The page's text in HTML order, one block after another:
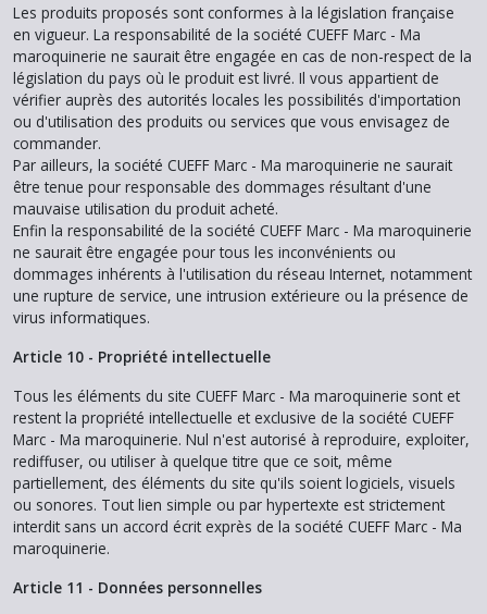
Les produits proposés sont conformes à la législation française
en vigueur. La responsabilité de la société CUEFF Marc - Ma
maroquinerie ne saurait être engagée en cas de non-respect de la
législation du pays où le produit est livré. Il vous appartient de
vérifier auprès des autorités locales les possibilités d'importation
ou d'utilisation des produits ou services que vous envisagez de
commander.
Par ailleurs, la société CUEFF Marc - Ma maroquinerie ne saurait
être tenue pour responsable des dommages résultant d'une
mauvaise utilisation du produit acheté.
Enfin la responsabilité de la société CUEFF Marc - Ma maroquinerie
ne saurait être engagée pour tous les inconvénients ou
dommages inhérents à l'utilisation du réseau Internet, notamment
une rupture de service, une intrusion extérieure ou la présence de
virus informatiques.
Article 10 - Propriété intellectuelle
Tous les éléments du site CUEFF Marc - Ma maroquinerie sont et
restent la propriété intellectuelle et exclusive de la société CUEFF
Marc - Ma maroquinerie. Nul n'est autorisé à reproduire, exploiter,
rediffuser, ou utiliser à quelque titre que ce soit, même
partiellement, des éléments du site qu'ils soient logiciels, visuels
ou sonores. Tout lien simple ou par hypertexte est strictement
interdit sans un accord écrit exprès de la société CUEFF Marc - Ma
maroquinerie.
Article 11 - Données personnelles